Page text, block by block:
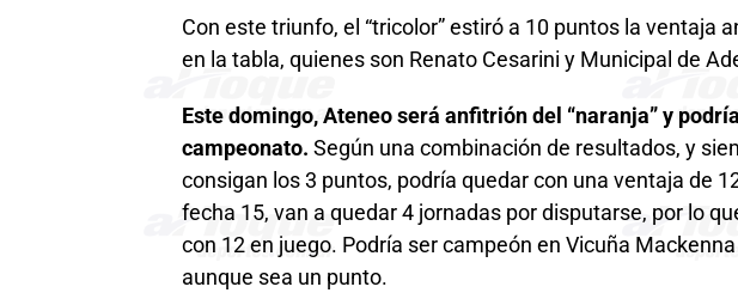
Con este triunfo, el “tricolor” estiró a 10 puntos la ventaja
en la tabla, quienes son Renato Cesarini y Municipal de
Este domingo, Ateneo será anfitrión del “naranja” y
campeonato. Según una combinación de resultados, y
consigan los 3 puntos, podría quedar con una ventaja de
fecha 15, van a quedar 4 jornadas por disputarse, por lo
con 12 en juego. Podría ser campeón en Vicuña
aunque sea un punto.